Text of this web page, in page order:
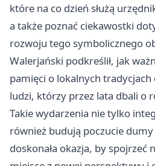
które na co dzień służą
a także poznać ciekawostki
rozwoju tego symbolicznego
Walerjański podkreślił, jak
pamięci o lokalnych
ludzi, którzy przez lata dbali o
Takie wydarzenia nie tylko
również budują poczucie dumy
doskonała okazja, by spojrzeć